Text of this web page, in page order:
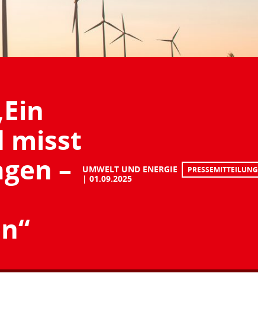
misst
–
UMWELT UND ENERGIE
01.09.2025
PRESSEMITTEILUNG